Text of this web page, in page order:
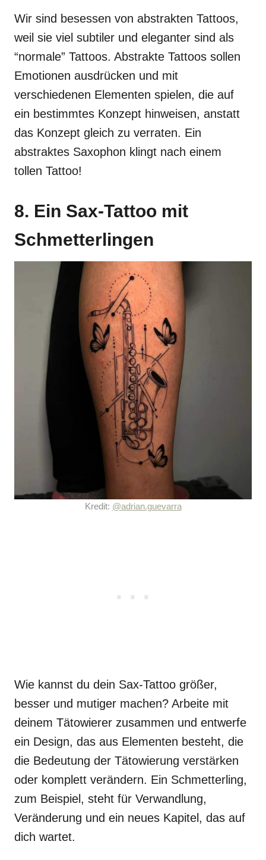
Wir sind besessen von abstrakten Tattoos,
weil sie viel subtiler und eleganter sind als
“normale” Tattoos. Abstrakte Tattoos sollen
Emotionen ausdrücken und mit
verschiedenen Elementen spielen, die auf
ein bestimmtes Konzept hinweisen, anstatt
das Konzept gleich zu verraten. Ein
abstraktes Saxophon klingt nach einem
tollen Tattoo!
8. Ein Sax-Tattoo mit
Schmetterlingen
Kredit: @adrian.guevarra
Wie kannst du dein Sax-Tattoo größer,
besser und mutiger machen? Arbeite mit
deinem Tätowierer zusammen und entwerfe
ein Design, das aus Elementen besteht, die
die Bedeutung der Tätowierung verstärken
oder komplett verändern. Ein Schmetterling,
zum Beispiel, steht für Verwandlung,
Veränderung und ein neues Kapitel, das auf
dich wartet.